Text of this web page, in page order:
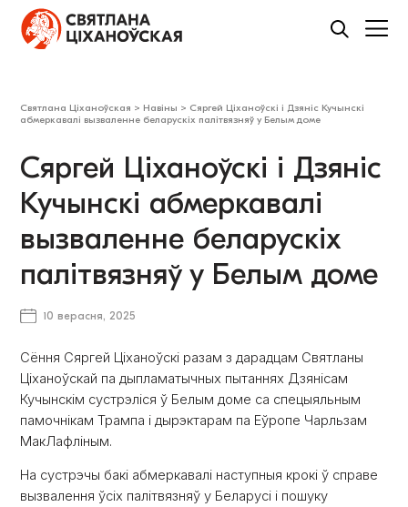
Святлана Ціханоўская > Навіны > Сяргей Ціханоўскі і Дзяніс Кучынскі
абмеркавалі вызваленне беларускіх палітвязняў у Белым доме
Сяргей Ціханоўскі і Дзяніс
Кучынскі абмеркавалі
вызваленне беларускіх
палітвязняў у Белым доме
10 верасня, 2025
Сёння Сяргей Ціханоўскі разам з дарадцам Святланы
Ціханоўскай па дыпламатычных пытаннях Дзянісам
Кучынскім сустрэліся ў Белым доме са спецыяльным
памочнікам Трампа і дырэктарам па Еўропе Чарльзам
МакЛафліным.
На сустрэчы бакі абмеркавалі наступныя крокі ў справе
вызвалення ўсіх палітвязняў у Беларусі і пошуку